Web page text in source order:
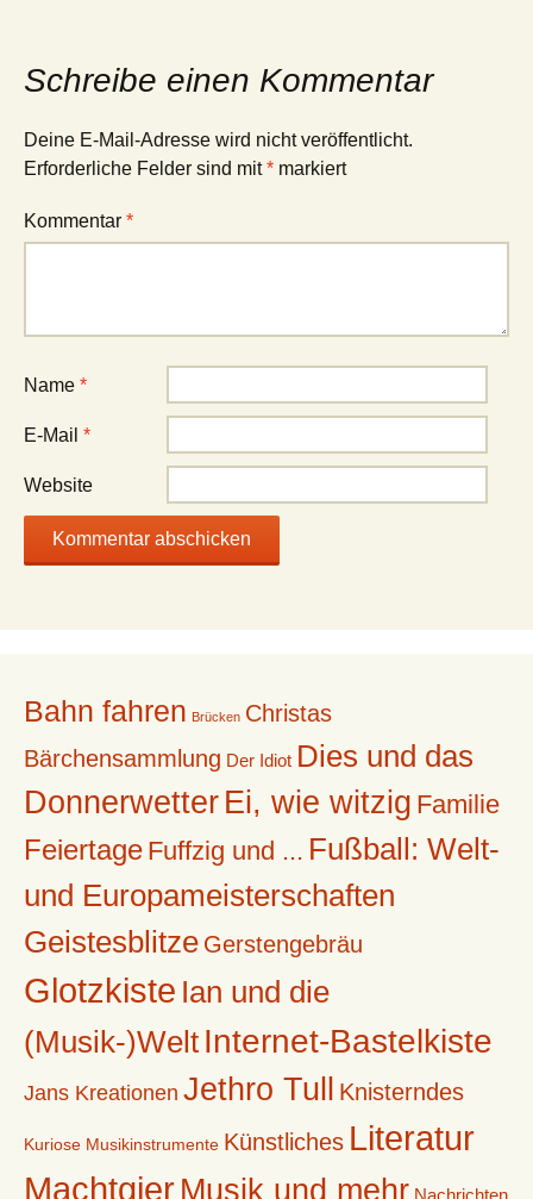
Schreibe einen Kommentar
Deine E-Mail-Adresse wird nicht veröffentlicht.
Erforderliche Felder sind mit* markiert
Kommentar *
Name *
E-Mail *
Website
Bahn fahren Brücken Christas
Bärchensammlung Der Idiot Dies und das
Donnerwetter Ei, wie witzig Familie
Feiertage Fuffzig und ... Fußball: Welt-
und Europameisterschaften
Geistesblitze Gerstengebräu
Glotzkiste Ian und die
(Musik-)Welt Internet-Bastelkiste
Jans Kreationen Jethro Tull Knisterndes
Kuriose Musikinstrumente Künstliches Literatur
MachtgierMusik und mehr Nachrichten